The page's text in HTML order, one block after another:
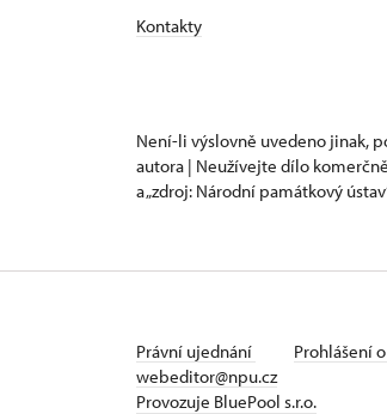
Kontakty
Není-li výslovně uvedeno jinak,
autora | Neužívejte dílo
a „zdroj: Národní památkový
Právní ujednání Prohlášení
webeditor@npu.cz
Provozuje BluePool s.r.o.